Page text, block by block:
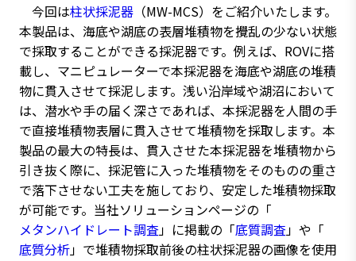
今回は柱状採泥器 （MW-MCS）をご紹介いたします。
本製品は、海底や湖底の表層堆積物を攪乱の少ない状態
で採取することができる採泥器です。例えば、ROVに搭
載し、マニピュレーターで本採泥器を海底や湖底の堆積
物に貫入させて採泥します。浅い沿岸域や湖沼において
は、潜水や手の届く深さであれば、本採泥器を人間の手
で直接堆積物表層に貫入させて堆積物を採取します。本
製品の最大の特長は、貫入させた本採泥器を堆積物から
引き抜く際に、採泥管に入った堆積物をそのものの重さ
で落下させない工夫を施しており、安定した堆積物採取
が可能です。当社ソリューションページの「
メタンハイドレート調査」に掲載の「底質調査」や「
底質分析」で堆積物採取前後の柱状採泥器の画像を使用